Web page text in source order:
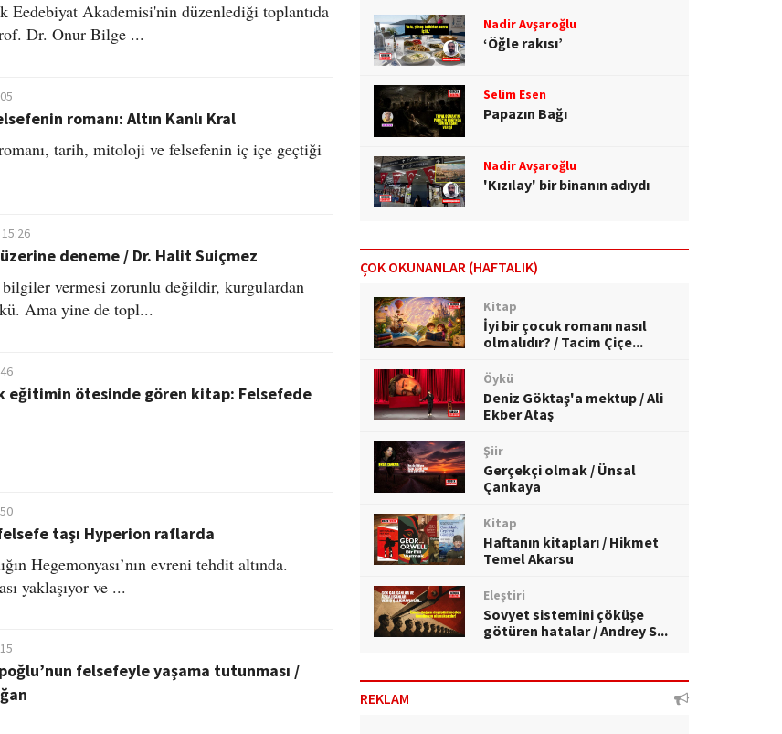
Eedebiyat Akademisi'nin düzenlediği toplantıda
Dr. Onur Bilge ...
romanı: Altın Kanlı Kral
tarih, mitoloji ve felsefenin iç içe geçtiği
deneme / Dr. Halit Suiçmez
bilgiler vermesi zorunlu değildir, kurgulardan
Ama yine de topl...
eğitimin ötesinde gören kitap: Felsefede
taşı Hyperion raflarda
Hegemonyası’nın evreni tehdit altında.
yaklaşıyor ve ...
felsefeyle yaşama tutunması /
Nadir Avşaroğlu
‘Öğle rakısı’
Selim Esen
Papazın Bağı
Nadir Avşaroğlu
'Kızılay' bir binanın adıydı
ÇOK OKUNANLAR (HAFTALIK)
Kitap
İyi bir çocuk romanı nasıl
olmalıdır? / Tacim Çiçe...
Öykü
Deniz Göktaş'a mektup / Ali
Ekber Ataş
Şiir
Gerçekçi olmak / Ünsal
Çankaya
Kitap
Haftanın kitapları / Hikmet
Temel Akarsu
Eleştiri
Sovyet sistemini çöküşe
götüren hatalar / Andrey S...
REKLAM